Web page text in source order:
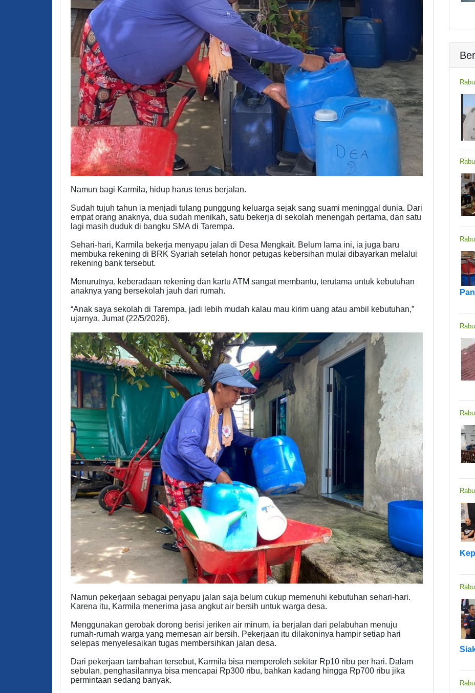
Namun bagi Karmila, hidup harus terus berjalan.
Sudah tujuh tahun ia menjadi tulang punggung keluarga sejak sang suami meninggal dunia. Dari
empat orang anaknya, dua sudah menikah, satu bekerja di sekolah menengah pertama, dan satu
lagi masih duduk di bangku SMA di Tarempa.
Sehari-hari, Karmila bekerja menyapu jalan di Desa Mengkait. Belum lama ini, ia juga baru
membuka rekening di BRK Syariah setelah honor petugas kebersihan mulai dibayarkan melalui
rekening bank tersebut.
Menurutnya, keberadaan rekening dan kartu ATM sangat membantu, terutama untuk kebutuhan
anaknya yang bersekolah jauh dari rumah.
“Anak saya sekolah di Tarempa, jadi lebih mudah kalau mau kirim uang atau ambil kebutuhan,”
ujarnya, Jumat (22/5/2026).
Namun pekerjaan sebagai penyapu jalan saja belum cukup memenuhi kebutuhan sehari-hari.
Karena itu, Karmila menerima jasa angkut air bersih untuk warga desa.
Menggunakan gerobak dorong berisi jeriken air minum, ia berjalan dari pelabuhan menuju
rumah-rumah warga yang memesan air bersih. Pekerjaan itu dilakoninya hampir setiap hari
selepas menyelesaikan tugas membersihkan jalan desa.
Dari pekerjaan tambahan tersebut, Karmila bisa memperoleh sekitar Rp10 ribu per hari. Dalam
sebulan, penghasilannya bisa mencapai Rp300 ribu, bahkan kadang hingga Rp700 ribu jika
permintaan sedang banyak.